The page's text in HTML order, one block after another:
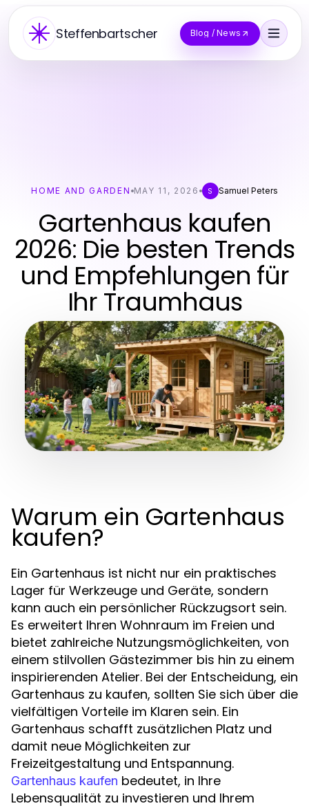
Steffenbartscher Blog / News
HOME AND GARDEN MAY 11, 2026 S Samuel Peters
Gartenhaus kaufen
2026: Die besten Trends
und Empfehlungen für
Ihr Traumhaus
Warum ein Gartenhaus
kaufen?
Ein Gartenhaus ist nicht nur ein praktisches
Lager für Werkzeuge und Geräte, sondern
kann auch ein persönlicher Rückzugsort sein.
Es erweitert Ihren Wohnraum im Freien und
bietet zahlreiche Nutzungsmöglichkeiten, von
einem stilvollen Gästezimmer bis hin zu einem
inspirierenden Atelier. Bei der Entscheidung, ein
Gartenhaus zu kaufen, sollten Sie sich über die
vielfältigen Vorteile im Klaren sein. Ein
Gartenhaus schafft zusätzlichen Platz und
damit neue Möglichkeiten zur
Freizeitgestaltung und Entspannung.
Gartenhaus kaufen bedeutet, in Ihre
Lebensqualität zu investieren und Ihrem